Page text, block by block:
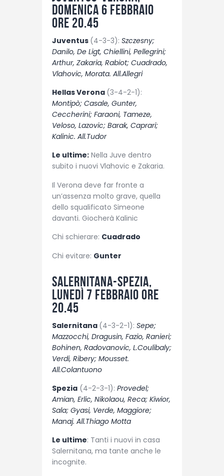
domenica 6 febbraio
ore 20.45
Juventus (4-3-3): Szczesny;
Danilo, De Ligt, Chiellini, Pellegrini;
Arthur, Zakaria, Rabiot; Cuadrado,
Vlahovic, Morata. All.Allegri
Hellas Verona (3-4-2-1):
Montipò; Casale, Gunter,
Ceccherini; Faraoni, Tameze,
Veloso, Lazovic; Barak, Caprari;
Kalinic. All.Tudor
Le ultime: Nella Juve dentro
subito i nuovi Vlahovic e Zakaria.
Il Verona deve far fronte a
un’assenza molto grave, quella
dello squalificato Simeone
davanti. Giocherà Kalinic
Chi schierare: Cuadrado
Chi evitare: Gunter
Salernitana-Spezia,
lunedì 7 febbraio ore
20.45
Salernitana (4-3-2-1): Sepe;
Mazzocchi, Dragusin, Fazio, Ranieri;
Bohinen, Radovanovic, L.Coulibaly;
Verdi, Ribery; Mousset.
All.Colantuono
Spezia (4-2-3-1): Provedel;
Amian, Erlic, Nikolaou, Reca; Kiwior,
Sala; Gyasi, Verde, Maggiore;
Manaj. All.Thiago Motta
Le ultime: Tanti i nuovi in casa
Salernitana, ma tante anche le
incognite.